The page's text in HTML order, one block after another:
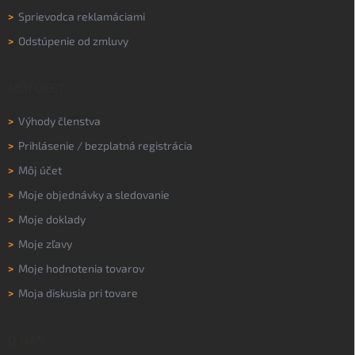
> Sprievodca reklamáciami
> Odstúpenie od zmluvy
> Výhody členstva
> Prihlásenie / bezplatná registrácia
> Môj účet
> Moje objednávky a sledovanie
> Moje doklady
> Moje zľavy
> Moje hodnotenia tovarov
> Moja diskusia pri tovare